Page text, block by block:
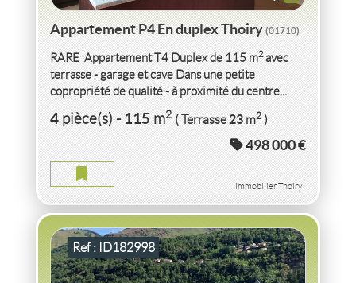
Appartement P4 En duplex Thoiry(01710)
RARE  Appartement T4 Duplex de 115 m2avec
terrasse - garage et cave Dans une petite
copropriété de qualité - à proximité du centre...
4pièce(s)-115m2 ( Terrasse23m2)
498 000 €
Immobilier Thoiry
Ref : ID182998
VENTEAPPARTEMENT P2 AX LES THERMES
(09110)
APPARTEMENT P2 AX LES THERMES
2pièce(s)-29m2 ( Balcon3m2)